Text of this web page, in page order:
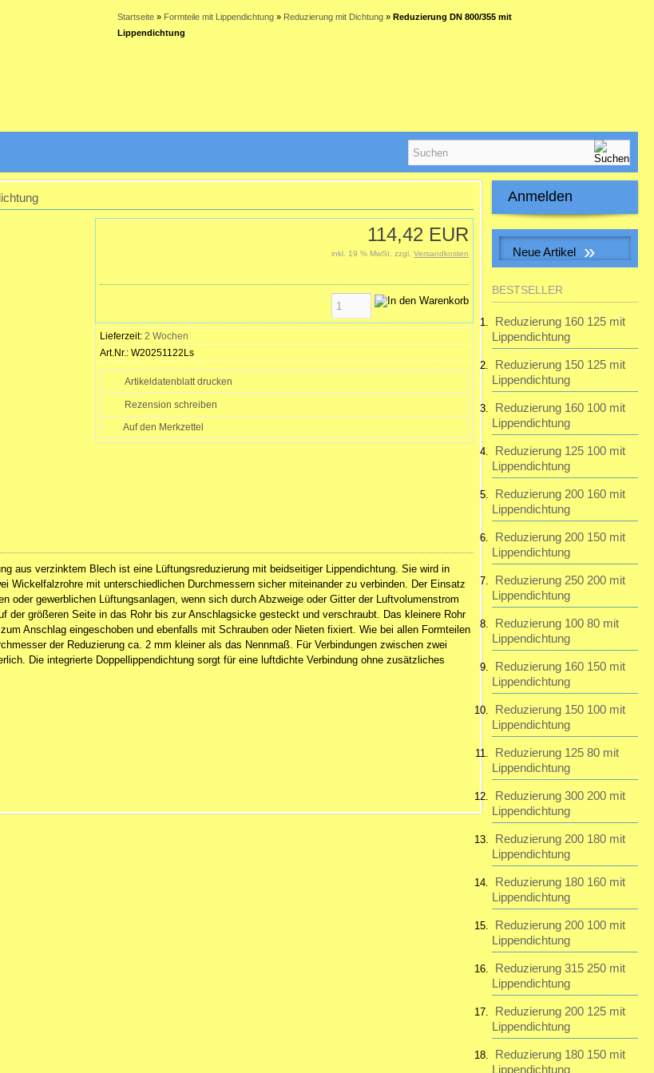
Startseite» Formteile mit Lippendichtung» Reduzierung mit Dichtung» Reduzierung DN 800/355 mit
Lippendichtung
114,42 EUR
inkl. 19 % MwSt. zzgl.Versandkosten
Lieferzeit: 2 Wochen
Art.Nr.: W20251122Ls
Artikeldatenblatt drucken
Rezension schreiben
aus verzinktem Blech ist eine Lüftungsreduzierung mit beidseitiger Lippendichtung. Sie wird in
Wickelfalzrohre mit unterschiedlichen Durchmessern sicher miteinander zu verbinden. Der Einsatz
oder gewerblichen Lüftungsanlagen, wenn sich durch Abzweige oder Gitter der Luftvolumenstrom
der größeren Seite in das Rohr bis zur Anschlagsicke gesteckt und verschraubt. Das kleinere Rohr
Anschlag eingeschoben und ebenfalls mit Schrauben oder Nieten fixiert. Wie bei allen Formteilen
der Reduzierung ca. 2 mm kleiner als das Nennmaß. Für Verbindungen zwischen zwei
Die integrierte Doppellippendichtung sorgt für eine luftdichte Verbindung ohne zusätzliches
Anmelden
Passwort vergessen?
Neue Artikel »
Kleinraum-Ventilatator, Feuchte,
LED
195,23 EUR
Versandkosten
BESTSELLER
Reduzierung 160 125 mit
Lippendichtung
Reduzierung 150 125 mit
Lippendichtung
Reduzierung 160 100 mit
Lippendichtung
Reduzierung 125 100 mit
Lippendichtung
Reduzierung 200 160 mit
Lippendichtung
Reduzierung 200 150 mit
Lippendichtung
Reduzierung 250 200 mit
Lippendichtung
Reduzierung 100 80 mit
Lippendichtung
Reduzierung 160 150 mit
Lippendichtung
Reduzierung 150 100 mit
Lippendichtung
Reduzierung 125 80 mit
Lippendichtung
Reduzierung 300 200 mit
Lippendichtung
Reduzierung 200 180 mit
Lippendichtung
Reduzierung 180 160 mit
Lippendichtung
Reduzierung 200 100 mit
Lippendichtung
Reduzierung 315 250 mit
Lippendichtung
Reduzierung 200 125 mit
Lippendichtung
Reduzierung 180 150 mit
Lippendichtung